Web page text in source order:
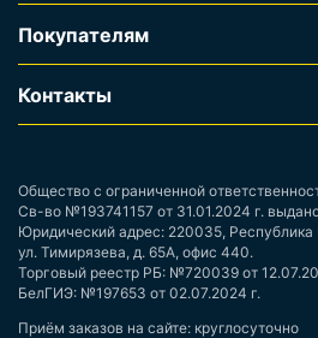
Покупателям
Контакты
Общество с ограниченной
Св-во №193741157 от 31.01.2024 г.
Юридический адрес: 220035, Республика
ул. Тимирязева, д. 65А, офис 440.
Торговый реестр РБ: №720039 от
БелГИЭ: №197653 от 02.07.2024 г.
Приём заказов на сайте: круглосуточно